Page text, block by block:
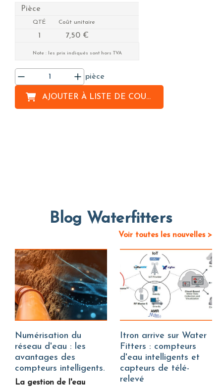
Pièce
QTÉ Coût unitaire
1 7,50 €
Note : les prix indiqués sont hors TVA
pièce
AJOUTER ÀLISTE DE COURSES
Blog Waterfitters
Voir toutes les nouvelles >
Numérisation du
réseau d'eau : les
avantages des
compteurs intelligents.
La gestion de l'eau
Fitters : compteurs
d'eau intelligents et
capteurs de télé-
relevé